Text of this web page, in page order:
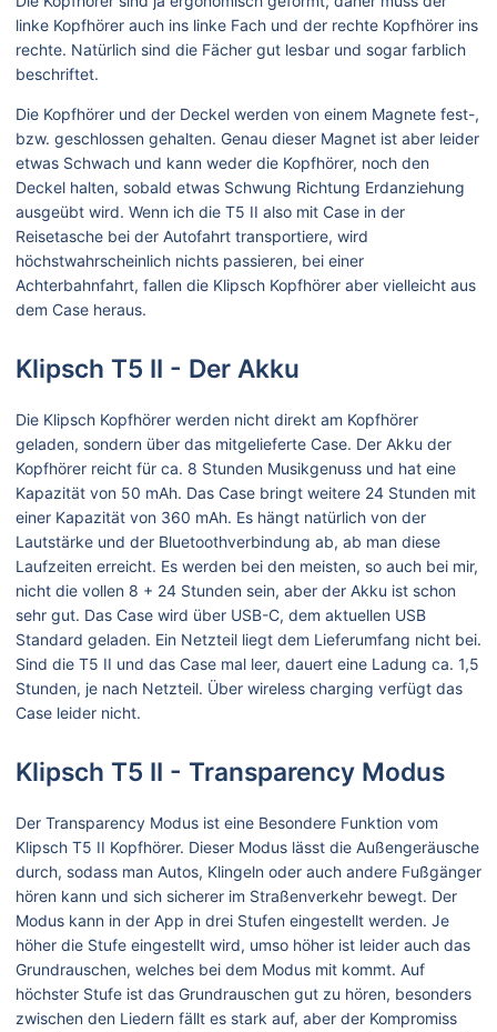
linke Kopfhörer auch ins linke Fach und der rechte Kopfhörer ins
rechte. Natürlich sind die Fächer gut lesbar und sogar farblich
beschriftet.
Die Kopfhörer und der Deckel werden von einem Magnete fest-,
bzw. geschlossen gehalten. Genau dieser Magnet ist aber leider
etwas Schwach und kann weder die Kopfhörer, noch den
Deckel halten, sobald etwas Schwung Richtung Erdanziehung
ausgeübt wird. Wenn ich die T5 II also mit Case in der
Reisetasche bei der Autofahrt transportiere, wird
höchstwahrscheinlich nichts passieren, bei einer
Achterbahnfahrt, fallen die Klipsch Kopfhörer aber vielleicht aus
dem Case heraus.
Klipsch T5 II - Der Akku
Die Klipsch Kopfhörer werden nicht direkt am Kopfhörer
geladen, sondern über das mitgelieferte Case. Der Akku der
Kopfhörer reicht für ca. 8 Stunden Musikgenuss und hat eine
Kapazität von 50 mAh. Das Case bringt weitere 24 Stunden mit
einer Kapazität von 360 mAh. Es hängt natürlich von der
Lautstärke und der Bluetoothverbindung ab, ab man diese
Laufzeiten erreicht. Es werden bei den meisten, so auch bei mir,
nicht die vollen 8 + 24 Stunden sein, aber der Akku ist schon
sehr gut. Das Case wird über USB-C, dem aktuellen USB
Standard geladen. Ein Netzteil liegt dem Lieferumfang nicht bei.
Sind die T5 II und das Case mal leer, dauert eine Ladung ca. 1,5
Stunden, je nach Netzteil. Über wireless charging verfügt das
Case leider nicht.
Klipsch T5 II - Transparency Modus
Der Transparency Modus ist eine Besondere Funktion vom
Klipsch T5 II Kopfhörer. Dieser Modus lässt die Außengeräusche
durch, sodass man Autos, Klingeln oder auch andere Fußgänger
hören kann und sich sicherer im Straßenverkehr bewegt. Der
Modus kann in der App in drei Stufen eingestellt werden. Je
höher die Stufe eingestellt wird, umso höher ist leider auch das
Grundrauschen, welches bei dem Modus mit kommt. Auf
höchster Stufe ist das Grundrauschen gut zu hören, besonders
zwischen den Liedern fällt es stark auf, aber der Kompromiss